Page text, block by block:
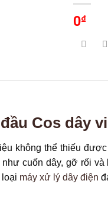
0₫
Cos dây
không thể thiếu
cuốn dây, gỡ rối
loại máy xử lý dây điện